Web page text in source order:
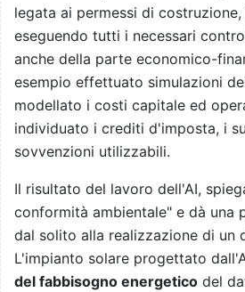
legata ai permessi di
eseguendo tutti i necessari
anche della parte economico-
esempio effettuato simulazioni
modellato i costi capitale ed
individuato i crediti d'imposta, i
sovvenzioni utilizzabili.
Il risultato del lavoro dell'AI,
conformità ambientale" e dà una
dal solito alla realizzazione di un
L'impianto solare progettato
del fabbisogno energetico del